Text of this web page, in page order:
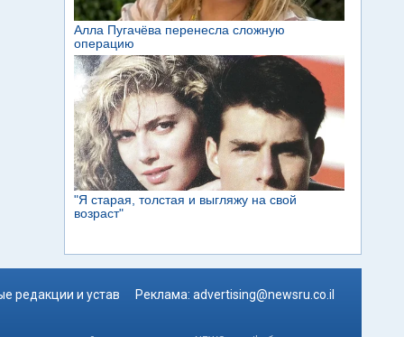
редакции и устав Реклама: advertising@newsru.co.il